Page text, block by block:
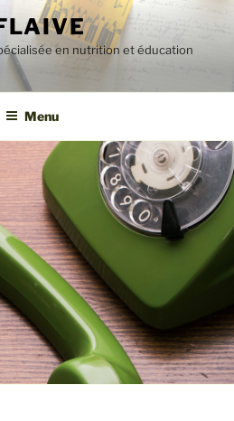
en nutrition et éducation
Menu